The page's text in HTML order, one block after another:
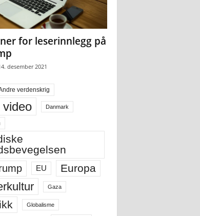
for leserinnlegg på
desember 2021
verdenskrig
video Danmark
EU Europa
Gaza
Globalisme